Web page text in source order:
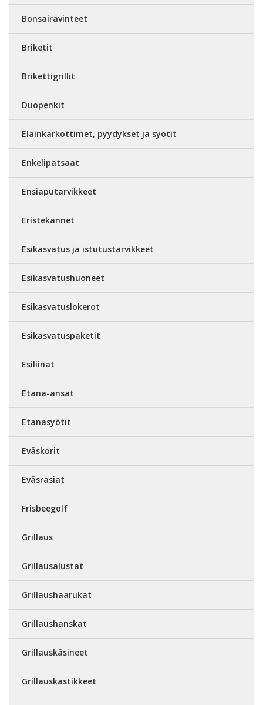
Bonsairavinteet
Briketit
Brikettigrillit
Duopenkit
Eläinkarkottimet, pyydykset ja syötit
Enkelipatsaat
Ensiaputarvikkeet
Eristekannet
Esikasvatus ja istutustarvikkeet
Esikasvatushuoneet
Esikasvatuslokerot
Esikasvatuspaketit
Esiliinat
Etana-ansat
Etanasyötit
Eväskorit
Eväsrasiat
Frisbeegolf
Grillaus
Grillausalustat
Grillaushaarukat
Grillaushanskat
Grillauskäsineet
Grillauskastikkeet